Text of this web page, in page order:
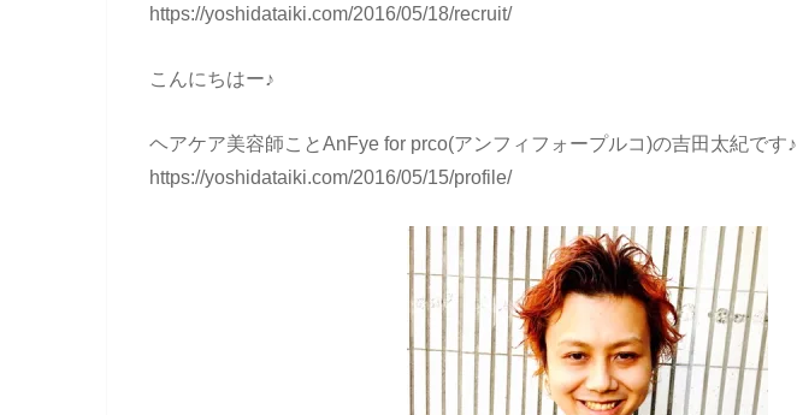
https://yoshidataiki.com/2016/05/18/recruit/
こんにちはー♪
ヘアケア美容師ことAnFye for prco(アンフィフォープルコ)の吉田太紀です♪
https://yoshidataiki.com/2016/05/15/profile/